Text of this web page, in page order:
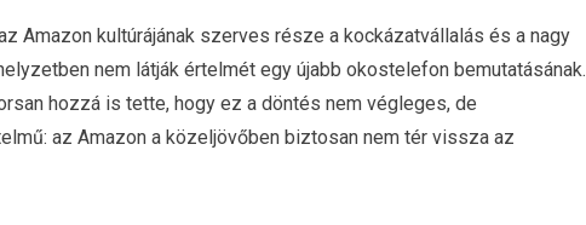
Amazon kultúrájának szerves része a kockázatvállalás és a nagy
nem látják értelmét egy újabb okostelefon bemutatásának.
hozzá is tette, hogy ez a döntés nem végleges, de
az Amazon a közeljövőben biztosan nem tér vissza az